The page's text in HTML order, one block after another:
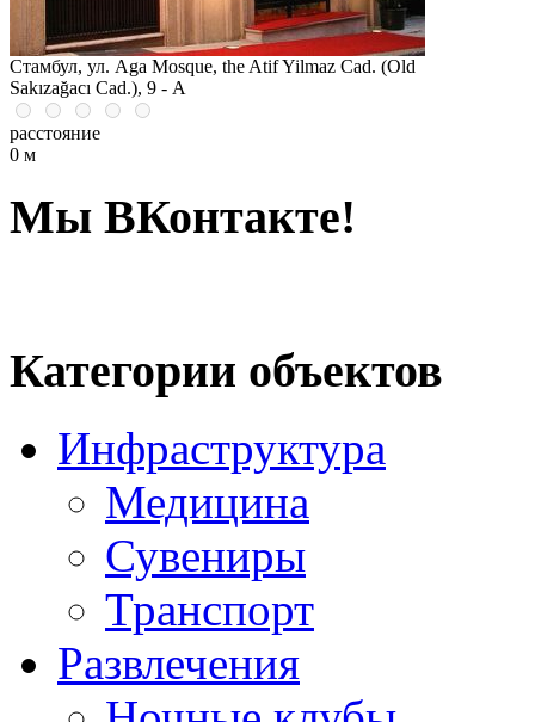
Стамбул, ул. Aga Mosque, the Atif Yilmaz Cad. (Old
Sakızağacı Cad.), 9 - А
расстояние
0 м
Мы ВКонтакте!
Категории объектов
Инфраструктура
Медицина
Сувениры
Транспорт
Развлечения